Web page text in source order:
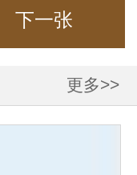
下一张
更多>>